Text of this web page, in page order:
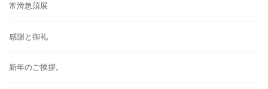
常滑急須展
感謝と御礼
新年のご挨拶。